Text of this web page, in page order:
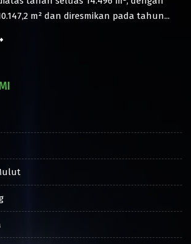
m² dan diresmikan pada tahun...